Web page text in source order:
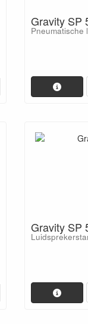
Gravity SP
Pneumatische
Gravity SP